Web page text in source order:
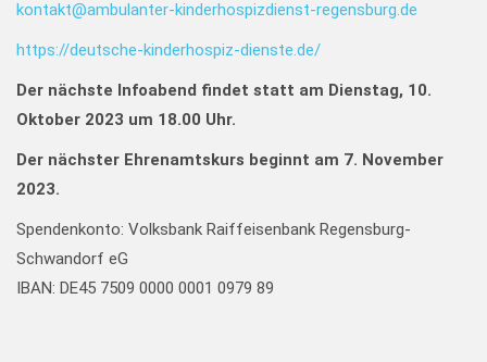
kontakt@ambulanter-kinderhospizdienst-regensburg.de
https://deutsche-kinderhospiz-dienste.de/
Der nächste Infoabend findet statt am Dienstag, 10.
Oktober 2023 um 18.00 Uhr.
Der nächster Ehrenamtskurs beginnt am 7. November
2023.
Spendenkonto: Volksbank Raiffeisenbank Regensburg-
Schwandorf eG
IBAN: DE45 7509 0000 0001 0979 89